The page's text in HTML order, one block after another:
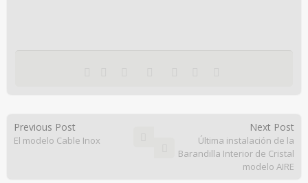
Previous Post
El modelo Cable Inox
Next Post
Última instalación de la
Barandilla Interior de Cristal
modelo AIRE